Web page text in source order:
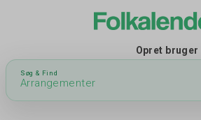
Opret bruger
Søg & Find
Arrangementer